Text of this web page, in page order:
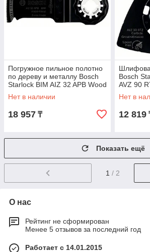
Погружное пильное полотно
по дереву и металлу Bosch
Starlock BIM AIZ 32 APB Wood
and Metal, 5 шт
Нет в наличии
18 957 ₸
Bosch
AVZ 90
Нет в
12 819
Показать ещё
1 / 2
О нас
Рейтинг не сформирован
Менее 5 отзывов за последний год
Работает с 14.01.2015